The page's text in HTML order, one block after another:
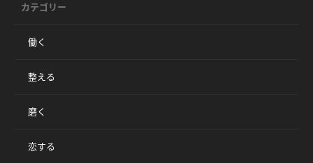
カテゴリー
働く
整える
磨く
恋する